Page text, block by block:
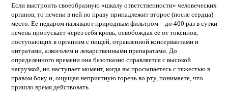
Если выстроить своеобразную «шкалу ответственности» человеческих
органов, то печени в ней по праву принадлежит второе (после сердца)
место. Ее недаром называют природным фильтром – до 400 раз в сутки
печень пропускает через себя кровь, освобождая ее от токсинов,
поступающих в организм с пищей, отравленной консервантами и
нитратами, алкоголем и лекарственными препаратами. До
определенного времени она безотказно справляется с высокой
нагрузкой, но наступает момент, когда вы просыпаетесь с тяжестью в
правом боку и, ощущая неприятную горечь во рту, понимаете, что
пришло время действовать.